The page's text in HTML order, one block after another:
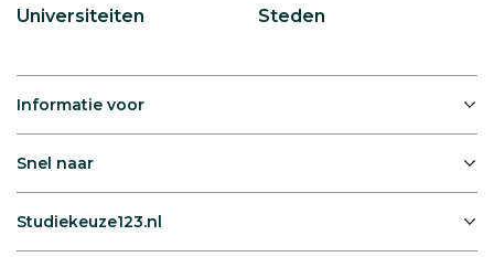
Universiteiten Steden
Informatie voor
Snel naar
Studiekeuze123.nl